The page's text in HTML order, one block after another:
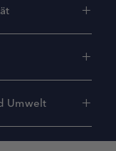
Umwelt